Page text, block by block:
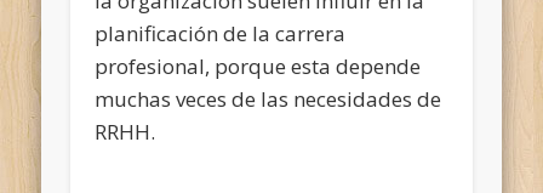
planificación de la carrera
profesional, porque esta depende
muchas veces de las necesidades de
RRHH.